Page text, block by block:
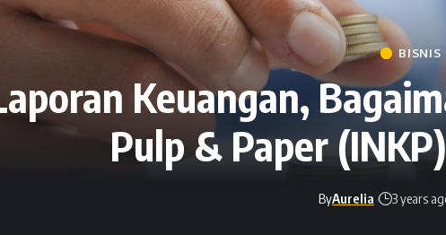
BISNIS
Keuangan,
Pulp & Paper
ByAurelia 3 years